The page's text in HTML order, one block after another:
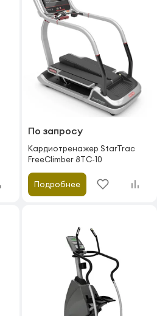
По запросу
Кардиотренажер StarTrac
FreeClimber 8TC-10
Подробнее